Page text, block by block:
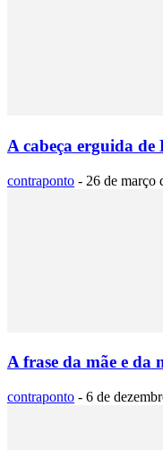
A cabeça erguida de
contraponto - 26 de março
A frase da mãe e da
contraponto - 6 de